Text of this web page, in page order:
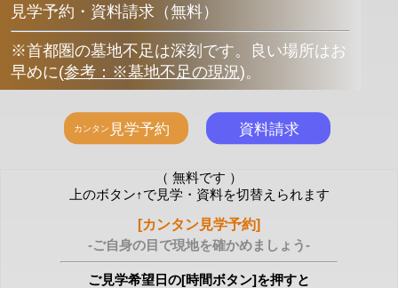
見学予約・資料請求（無料）
※首都圏の墓地不足は深刻です。良い場所はお
早めに(参考：※墓地不足の現況)。
（ 無料です ）
上のボタン↑で見学・資料を切替えられます
[カンタン見学予約]
-ご自身の目で現地を確かめましょう-
ご見学希望日の[時間ボタン]を押すと